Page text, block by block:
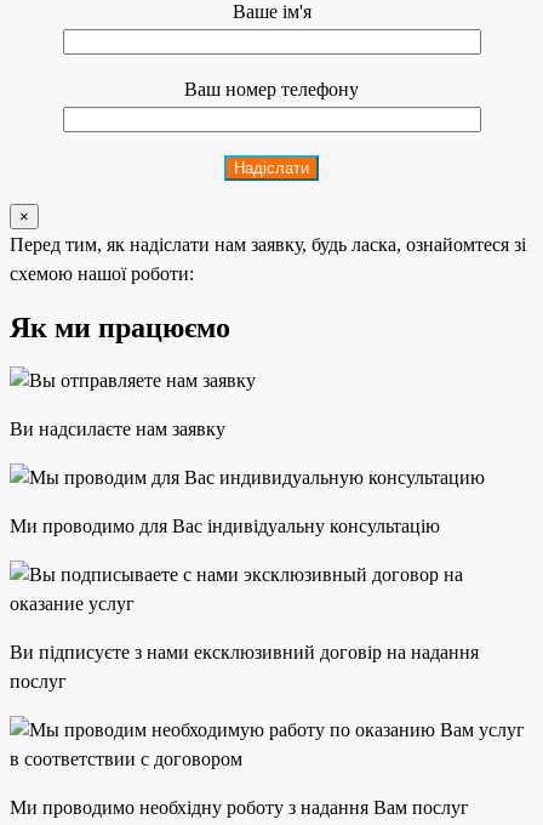
Ваше ім'я
Ваш номер телефону
×
Перед тим, як надіслати нам заявку, будь ласка, ознайомтеся зі
схемою нашої роботи:
Як ми працюємо
Ви надсилаєте нам заявку
Ми проводимо для Вас індивідуальну консультацію
Ви підписуєте з нами ексклюзивний договір на надання
послуг
Ми проводимо необхідну роботу з надання Вам послуг